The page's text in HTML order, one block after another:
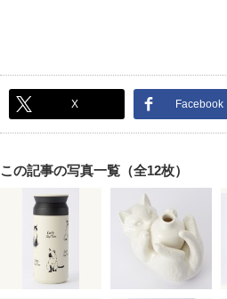
X Facebook
この記事の写真一覧（全12枚）